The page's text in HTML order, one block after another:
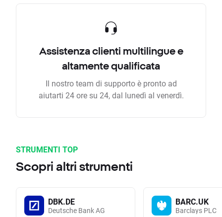
Assistenza clienti multilingue e
altamente qualificata
Il nostro team di supporto è pronto ad
aiutarti 24 ore su 24, dal lunedì al venerdì.
STRUMENTI TOP
Scopri altri strumenti
DBK.DE
Deutsche Bank AG
BARC.UK
Barclays PLC